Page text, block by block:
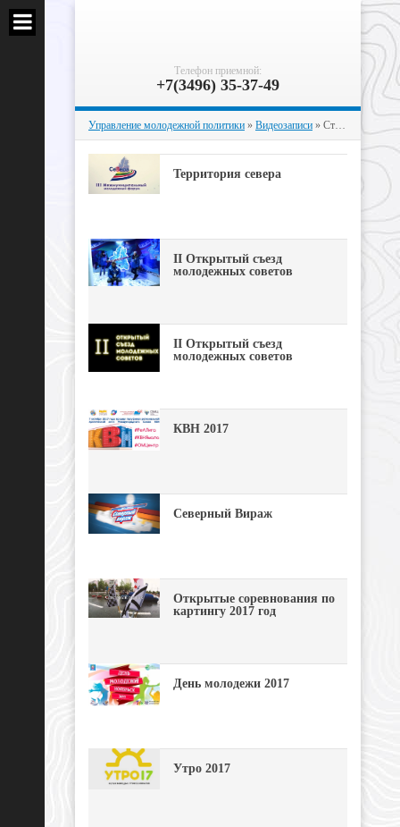
Телефон приемной:
+7(3496) 35-37-49
Управление молодежной политики » Видеозаписи » Страница 11
Территория севера
II Открытый съезд
молодежных cоветов
II Открытый съезд
молодежных советов
КВН 2017
Северный Вираж
Открытые соревнования по
картингу 2017 год
День молодежи 2017
Утро 2017